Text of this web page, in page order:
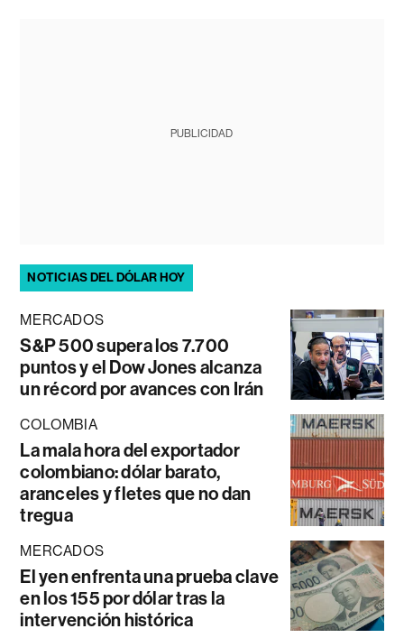
PUBLICIDAD
NOTICIAS DEL DÓLAR HOY
MERCADOS
S&P 500 supera los 7.700
puntos y el Dow Jones alcanza
un récord por avances con Irán
COLOMBIA
La mala hora del exportador
colombiano: dólar barato,
aranceles y fletes que no dan
tregua
MERCADOS
El yen enfrenta una prueba clave
en los 155 por dólar tras la
intervención histórica